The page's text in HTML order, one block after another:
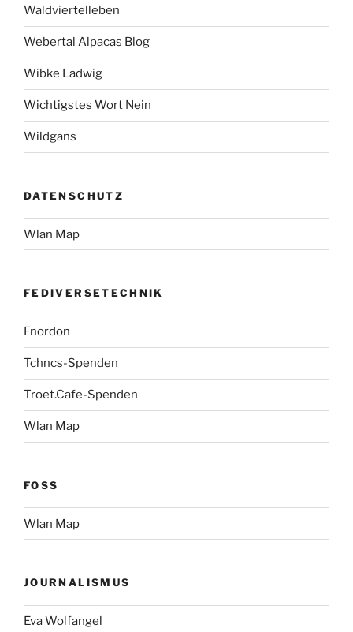
Waldviertelleben
Webertal Alpacas Blog
Wibke Ladwig
Wichtigstes Wort Nein
Wildgans
DATENSCHUTZ
Wlan Map
FEDIVERSETECHNIK
Fnordon
Tchncs-Spenden
Troet.Cafe-Spenden
Wlan Map
FOSS
Wlan Map
JOURNALISMUS
Eva Wolfangel